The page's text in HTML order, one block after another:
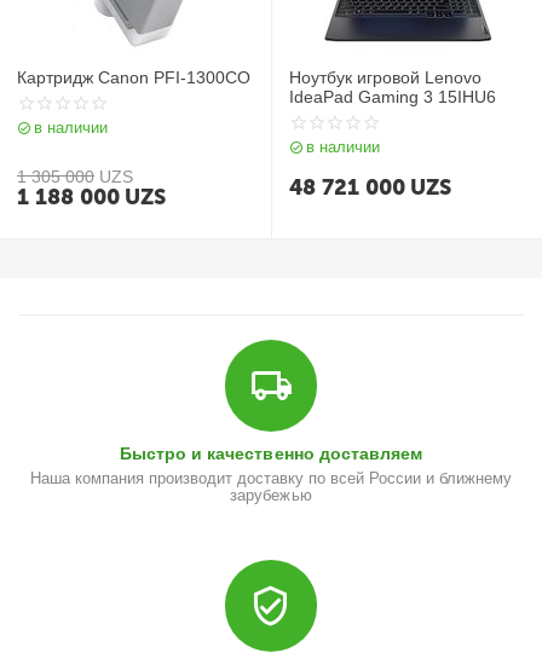
Картридж Canon PFI-1300CO
в наличии
1 305 000 UZS
1 188 000 UZS
Ноутбук игровой Lenovo
IdeaPad Gaming 3 15IHU6
в наличии
48 721 000 UZS
Быстро и качественно доставляем
Наша компания производит доставку по всей России и ближнему
зарубежью